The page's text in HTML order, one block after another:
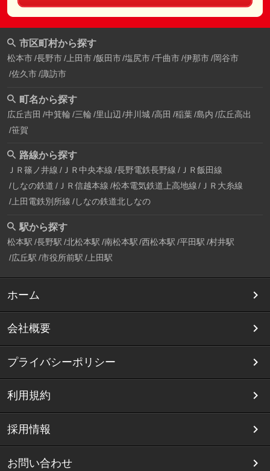
市区町村から探す
松本市 長野市 上田市 飯田市 塩尻市 千曲市 伊那市 岡谷市
佐久市 諏訪市
町名から探す
広丘吉田 中箕輪 三輪 里山辺 井川城 高田 稲葉 島内 広丘高出
笹賀
路線から探す
ＪＲ篠ノ井線 ＪＲ中央本線 長野電鉄長野線 ＪＲ飯田線
しなの鉄道 ＪＲ信越本線 松本電気鉄道上高地線
ＪＲ大糸線
上田電鉄別所線 しなの鉄道北しなの
駅から探す
松本駅 長野駅 北松本駅 南松本駅 西松本駅 平田駅 村井駅
広丘駅 市役所前駅 上田駅
ホーム
会社概要
プライバシーポリシー
利用規約
採用情報
お問い合わせ